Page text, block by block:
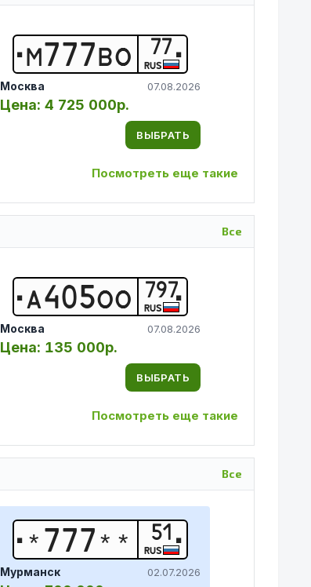
М777ВО 77
RUS
Москва 07.08.2026
Цена: 4 725 000р.
ВЫБРАТЬ
Посмотреть еще такие
Все
А405ОО 797
RUS
Москва 07.08.2026
Цена: 135 000р.
ВЫБРАТЬ
Посмотреть еще такие
Все
* 777 * * 51
RUS
Мурманск 02.07.2026